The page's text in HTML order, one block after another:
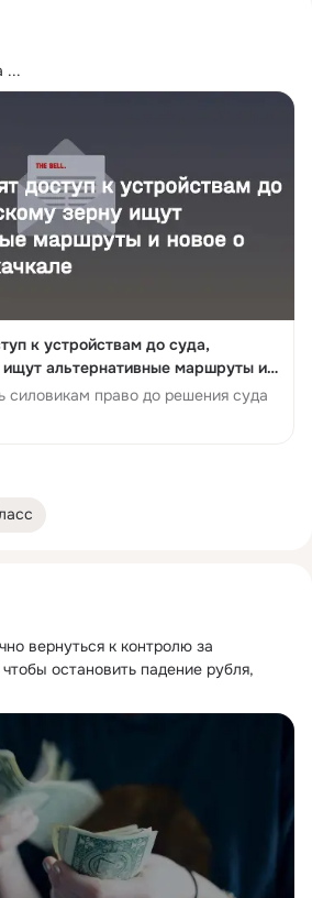
...
к устройствам до суда,
альтернативные маршруты и
силовикам право до решения суда
вернуться к контролю за
остановить падение рубля,